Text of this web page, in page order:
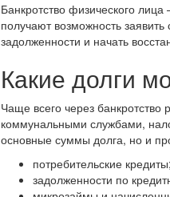
Банкротство физического
получают возможность
задолженности и начать
Какие долги
Чаще всего через
коммунальными службами,
основные суммы долга, но и
потребительские кредиты;
задолженности по